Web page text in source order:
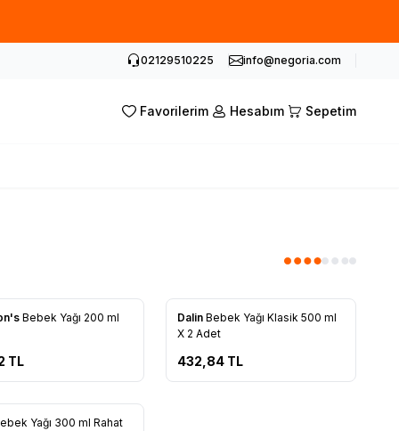
02129510225 info@negoria.com
Favorilerim Hesabım Sepetim
Bebek Yağı 200 ml
TL
Favorilere Ekle
Dalin Bebek Yağı Klasik 500 ml
X 2 Adet
432,84TL
Yağı 300 ml Rahat